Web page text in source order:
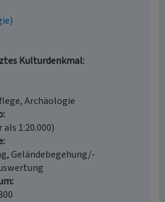
Kulturdenkmal
Archäologie
als 1:20.000)
Geländebegehung/-